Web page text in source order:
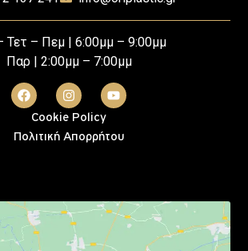
Τετ – Πεμ | 6:00μμ – 9:00μμ
Παρ | 2:00μμ – 7:00μμ
Cookie Policy
Πολιτική Απορρήτου